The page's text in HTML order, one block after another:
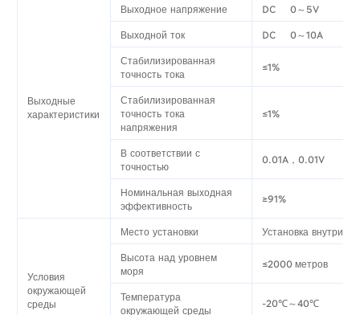
Выходные
характеристики
Выходное напряжение DC 0～5V
Выходной ток DC 0～10A
Стабилизированная
точность тока
≤1%
Стабилизированная
точность тока
напряжения
≤1%
В соответствии с
точностью
0.01A，0.01V
Номинальная выходная
эффективность
≥91%
Условия
окружающей
среды
Место установки Установка внутри
Высота над уровнем
моря
≤2000 метров
Температура
окружающей среды
-20℃～40℃